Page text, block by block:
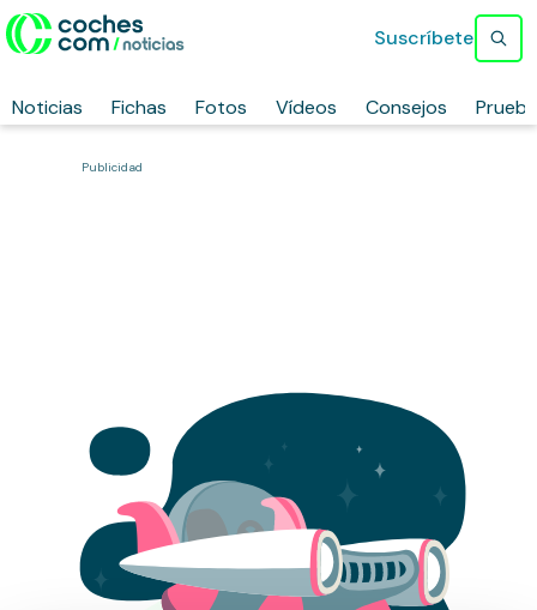
Noticias Fichas Fotos Vídeos Consejos
Suscríbete
Publicidad